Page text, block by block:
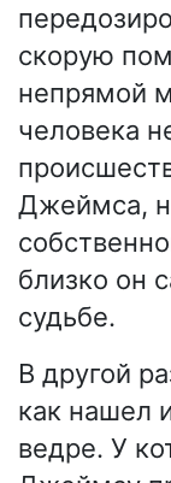
скорую
непрямой
человека
Джеймса,
близко он
судьбе.
В другой
как нашел
ведре. У